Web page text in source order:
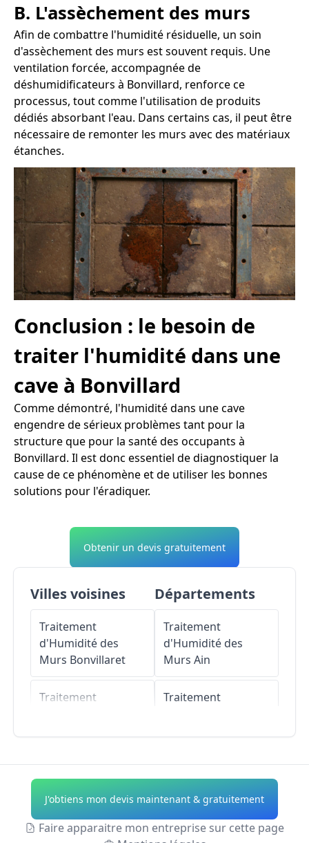
B. L'assèchement des murs
Afin de combattre l'humidité résiduelle, un soin
d'assèchement des murs est souvent requis. Une
ventilation forcée, accompagnée de
déshumidificateurs à Bonvillard, renforce ce
processus, tout comme l'utilisation de produits
dédiés absorbant l'eau. Dans certains cas, il peut être
nécessaire de remonter les murs avec des matériaux
étanches.
Conclusion : le besoin de
traiter l'humidité dans une
cave à Bonvillard
Comme démontré, l'humidité dans une cave
engendre de sérieux problèmes tant pour la
structure que pour la santé des occupants à
Bonvillard. Il est donc essentiel de diagnostiquer la
cause de ce phénomène et de utiliser les bonnes
solutions pour l'éradiquer.
Obtenir un devis gratuitement
Villes voisines
Traitement
d'Humidité des
Murs Bonvillaret
Traitement
Traitement
d'Humidité des
MursMontailleur
Départements
Traitement
d'Humidité des
Murs Ain
Traitement
Traitement
d'Humidité des
Murs Allier
Traitement
J'obtiens mon devis maintenant & gratuitement
Faire apparaitre mon entreprise sur cette page